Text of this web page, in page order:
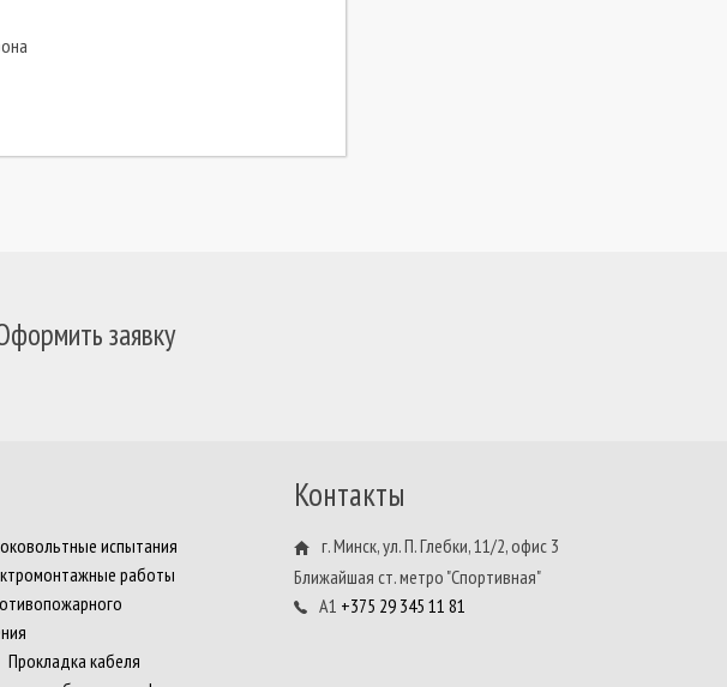
заявку
испытания
работы
Прокладка кабеля
Контакты
г. Минск, ул. П. Глебки, 11/2, офис 3
Ближайшая ст. метро "Спортивная"
А1 +375 29 345 11 81